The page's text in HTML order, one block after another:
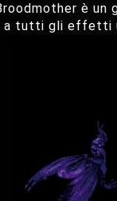
è un
a tutti gli effetti